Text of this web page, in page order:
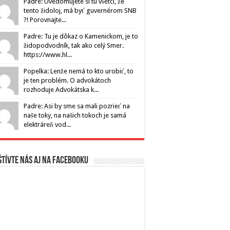
tento židoloj, má byť guvernérom SNB
?! Porovnajte...
Padre: Tu je dôkaz o Kamenickom, je to
židopodvodník, tak ako celý Smer.
https://www.hl...
Popelka: Lenže nemá to kto urobiť, to
je ten problém. O advokátoch
rozhoduje Advokátska k...
Padre: Asi by sme sa mali pozrieť na
naše toky, na našich tokoch je samá
elektráreň vod...
nás aj na Facebooku